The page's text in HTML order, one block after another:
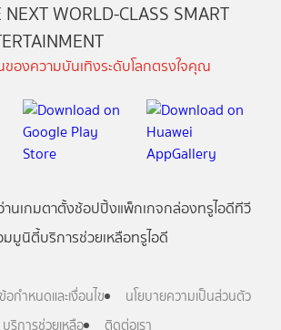
NEXT WORLD-CLASS SMART
องความบันเทิงระดับโลกตรงใจคุณ
านเกมตาตั้งช้อปปิ้งแพ็กเกจกล่องทรูไอดีทีวี
มมูนิตี้บริการช่วยเหลือทรูไอดี
ข้อกำหนดและเงื่อนไข
นโยบายความเป็นส่วนตัว
บริการช่วยเหลือ
ติดต่อเรา